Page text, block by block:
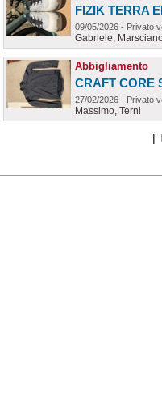
FIZIK TERRA
09/05/2026 - Privato
Gabriele,
Abbigliamento
CRAFT CORE
27/02/2026 - Privato
Massimo, Terni
|